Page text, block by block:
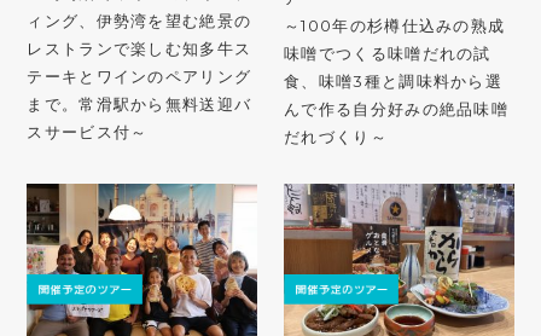
ィング、伊勢湾を望む絶景の
レストランで楽しむ知多牛ス
テーキとワインのペアリング
まで。常滑駅から無料送迎バ
スサービス付～
～100年の杉樽仕込みの熟成
味噌でつくる味噌だれの試
食、味噌3種と調味料から選
んで作る自分好みの絶品味噌
だれづくり～